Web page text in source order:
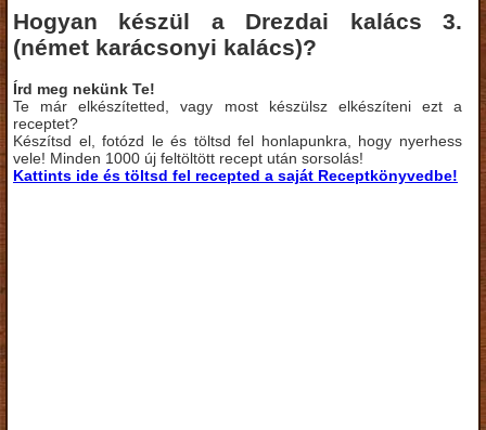
Hogyan készül a Drezdai kalács 3.
(német karácsonyi kalács)?
Írd meg nekünk Te!
Te már elkészítetted, vagy most készülsz elkészíteni ezt a
receptet?
Készítsd el, fotózd le és töltsd fel honlapunkra, hogy nyerhess
vele! Minden 1000 új feltöltött recept után sorsolás!
Kattints ide és töltsd fel recepted a saját Receptkönyvedbe!